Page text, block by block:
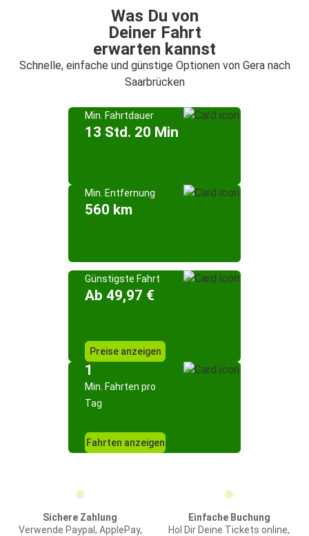
Was Du von
Deiner Fahrt
erwarten kannst
Schnelle, einfache und günstige Optionen von Gera nach
Saarbrücken
Min. Fahrtdauer
13 Std. 20 Min
Min. Entfernung
560 km
Günstigste Fahrt
Ab 49,97 €
Preise anzeigen
1
Min. Fahrten pro
Tag
Fahrten anzeigen
Sichere Zahlung
Verwende Paypal, ApplePay,
Einfache Buchung
Hol Dir Deine Tickets online,